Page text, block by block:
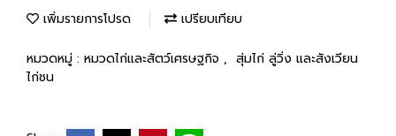
เพิ่มรายการโปรด เปรียบเทียบ
หมวดหมู่ : หมวดไก่และสัตว์เศรษฐกิจ , สุ่มไก่ ลู่วิ่ง และสังเวียน
ไก่ชน